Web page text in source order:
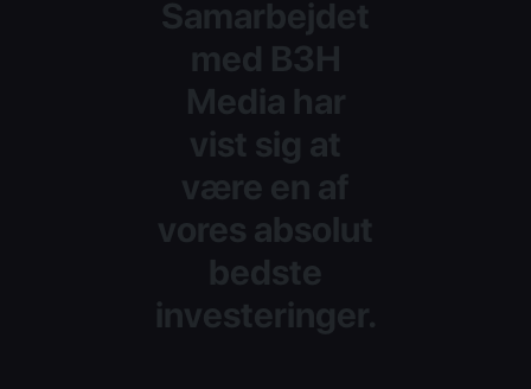
Samarbejdet
med B3H
Media har
vist sig at
være en af
vores absolut
bedste
investeringer.